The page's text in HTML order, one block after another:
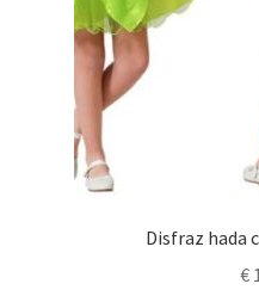
Disfraz hada
€